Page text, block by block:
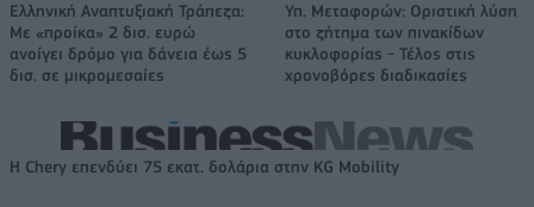
Ελληνική Αναπτυξιακή Τράπεζα:
Με «προίκα» 2 δισ. ευρώ
ανοίγει δρόμο για δάνεια έως 5
δισ. σε μικρομεσαίες
Υπ. Μεταφορών: Οριστική λύση
στο ζήτημα των πινακίδων
κυκλοφορίας - Τέλος στις
χρονοβόρες διαδικασίες
Η Chery επενδύει 75 εκατ. δολάρια στην KG Mobility